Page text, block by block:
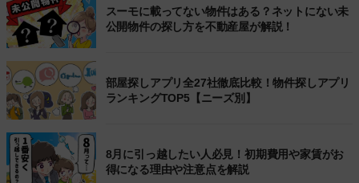
スーモに載ってない物件はある？ネットにない未
公開物件の探し方を不動産屋が解説！
部屋探しアプリ全27社徹底比較！物件探しアプリ
ランキングTOP5【ニーズ別】
8月に引っ越したい人必見！初期費用や家賃がお
得になる理由や注意点を解説